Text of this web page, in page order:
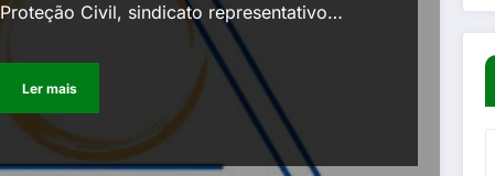
Proteção Civil, sindicato representativo…
Ler mais